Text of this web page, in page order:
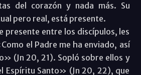
del corazón y nada más. Su
pero real, está presente.
presente entre los discípulos, les
el Padre me ha enviado, así
(Jn 20, 21). Sopló sobre ellos y
Espíritu Santo» (Jn 20, 22), que